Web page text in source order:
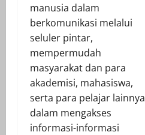
manusia dalam
berkomunikasi melalui
seluler pintar,
mempermudah
masyarakat dan para
akademisi, mahasiswa,
serta para pelajar lainnya
dalam mengakses
informasi-informasi